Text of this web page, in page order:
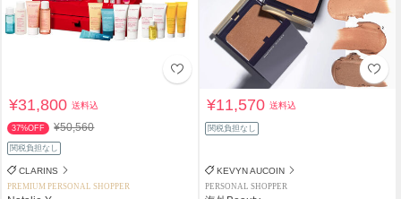
¥31,800送料込
37%OFF ¥50,560
関税負担なし
CLARINS
PREMIUM PERSONAL SHOPPER
¥11,570送料込
関税負担なし
KEVYN AUCOIN
PERSONAL SHOPPER